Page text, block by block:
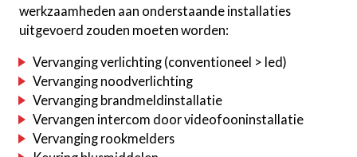
werkzaamheden aan onderstaande installaties
uitgevoerd zouden moeten worden:
Vervanging verlichting (conventioneel > led)
Vervanging noodverlichting
Vervanging brandmeldinstallatie
Vervangen intercom door videofooninstallatie
Vervanging rookmelders